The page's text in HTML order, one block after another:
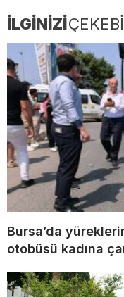
İLGİNİZİ
Bursa’da
otobüsü kadına